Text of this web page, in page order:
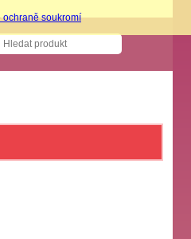
ochraně soukromí